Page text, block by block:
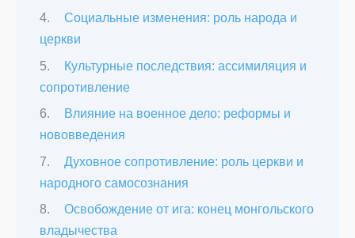
Социальные изменения: роль народа и
церкви
Культурные последствия: ассимиляция и
сопротивление
Влияние на военное дело: реформы и
нововведения
Духовное сопротивление: роль церкви и
народного самосознания
Освобождение от ига: конец монгольского
владычества